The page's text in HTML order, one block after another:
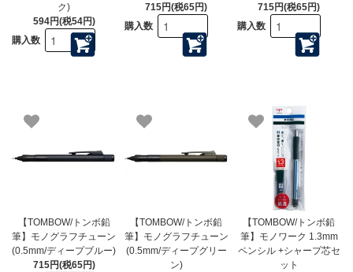
ク)
594円(税54円)
購入数
715円(税65円)
購入数
715円(税65円)
購入数
【TOMBOW/トンボ鉛
筆】モノグラフチューン
(0.5mm/ディープブルー)
715円(税65円)
【TOMBOW/トンボ鉛
筆】モノグラフチューン
(0.5mm/ディープグリー
ン)
【TOMBOW/トンボ鉛
筆】モノワーク 1.3mm
ペンシル +シャープ芯セ
ット